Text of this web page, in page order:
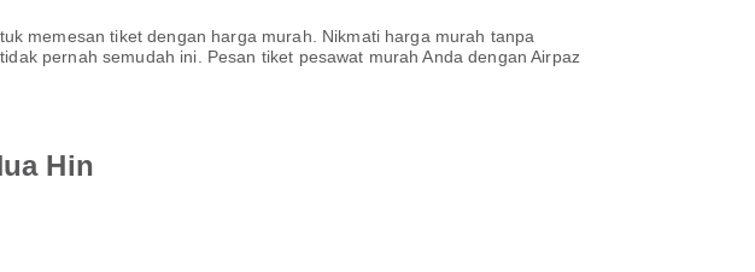
memesan tiket dengan harga murah. Nikmati harga murah tanpa
pernah semudah ini. Pesan tiket pesawat murah Anda dengan Airpaz
Hin